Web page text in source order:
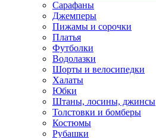
Сарафаны
Джемперы
Пижамы и сорочки
Платья
Футболки
Водолазки
Шорты и велосипедки
Халаты
Юбки
Штаны, лосины, джинсы
Толстовки и бомберы
Костюмы
Рубашки